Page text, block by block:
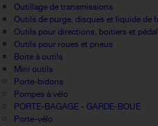
Outillage de transmissions
Outils de purge, disques et liquide de
Outils pour directions, boitiers et
Outils pour roues et pneus
Boite à outils
Mini outils
Porte-bidons
Pompes à vélo
PORTE-BAGAGE - GARDE-BOUE
Porte-vélo